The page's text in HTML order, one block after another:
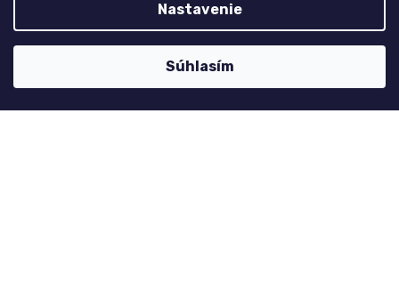
Nastavenie
Súhlasím
Přihlášení